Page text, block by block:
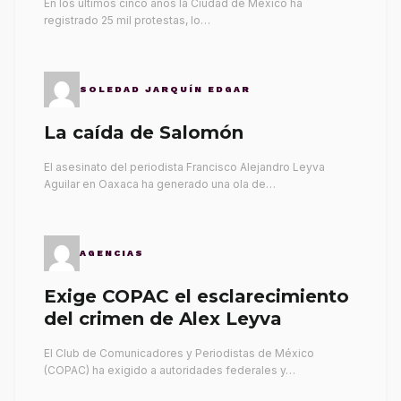
En los últimos cinco años la Ciudad de México ha
registrado 25 mil protestas, lo…
SOLEDAD JARQUÍN EDGAR
La caída de Salomón
El asesinato del periodista Francisco Alejandro Leyva
Aguilar en Oaxaca ha generado una ola de…
AGENCIAS
Exige COPAC el esclarecimiento
del crimen de Alex Leyva
El Club de Comunicadores y Periodistas de México
(COPAC) ha exigido a autoridades federales y…